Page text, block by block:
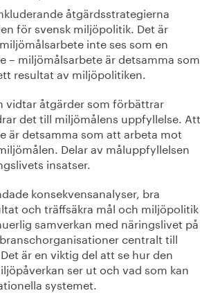
åtgärdsstrategierna
för svensk miljöpolitik. Det är
inte ses som en
– miljömålsarbete är detsamma som
resultat av miljöpolitiken.
vidtar åtgärder som förbättrar
det till miljömålens uppfyllelse. Att
är detsamma som att arbeta mot
Delar av måluppfyllelsen
insatser.
konsekvensanalyser, bra
och träffsäkra mål och miljöpolitik
samverkan med näringslivet på
centralt till
är en viktig del att se hur den
ser ut och vad som kan
systemet.